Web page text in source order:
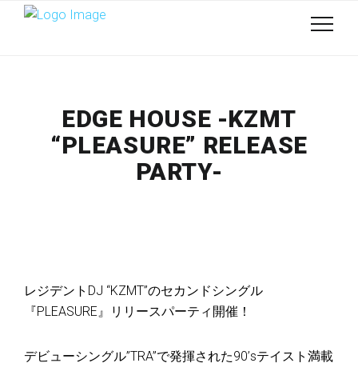
EDGE HOUSE -KZMT
“PLEASURE” RELEASE
PARTY-
レジデントDJ “KZMT”のセカンドシングル
『PLEASURE』リリースパーティ開催！
デビューシングル”TRA”で発揮された90’sテイスト満載